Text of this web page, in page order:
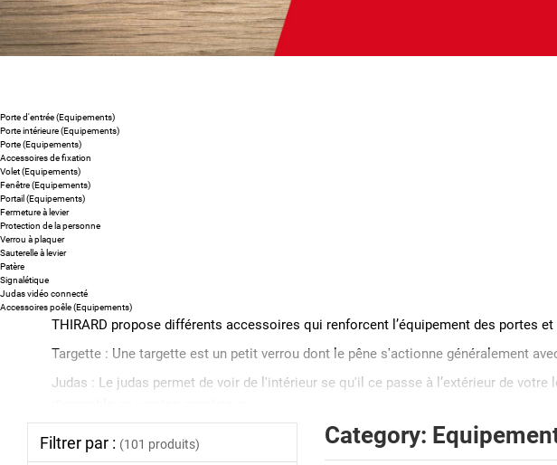
Porte d'entrée (Equipements)
Porte intérieure (Equipements)
Porte (Equipements)
Accessoires de fixation
Volet (Equipements)
Fenêtre (Equipements)
Portail (Equipements)
Fermeture à levier
Protection de la personne
Verrou à plaquer
Sauterelle à levier
Patère
Signalétique
Judas vidéo connecté
Accessoires poêle (Equipements)
THIRARD propose différents accessoires qui renforcent l’équipement des portes
Targette : Une targette est un petit verrou dont le pêne s'actionne généralement
Judas : Le judas permet de voir de l'intérieur se qu'il ce passe à l’extérieur de
Ferme porte : Un ferme porte pour
porte d'entréeest un dispositif mécanique qui
effectuer plusieurs réglages et adapter la vitesse de fermeture de votre porte.
Category:
Filtrer par : (101 produits)